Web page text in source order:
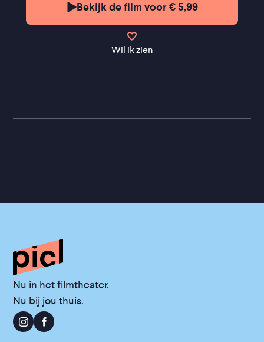
Bekijk de film voor € 5,99
Wil ik zien
Nu in het filmtheater.
Nu bij jou thuis.